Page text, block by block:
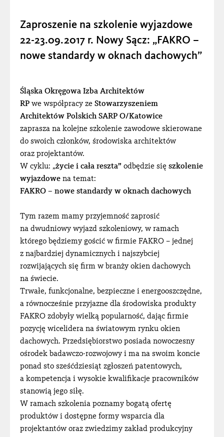
Zaproszenie na szkolenie wyjazdowe
22-23.09.2017 r. Nowy Sącz: „FAKRO –
nowe standardy w oknach dachowych”
Śląska Okręgowa Izba Architektów
RP we współpracy ze Stowarzyszeniem
Architektów Polskich SARP O/Katowice
zaprasza na kolejne szkolenie zawodowe skierowane
do swoich członków, środowiska architektów
oraz projektantów.
W cyklu: „życie i cała reszta” odbędzie się szkolenie
wyjazdowe na temat:
FAKRO – nowe standardy w oknach dachowych
Tym razem mamy przyjemność zaprosić
na dwudniowy wyjazd szkoleniowy, w ramach
którego będziemy gościć w firmie FAKRO – jednej
z najbardziej dynamicznych i najszybciej
rozwijających się firm w branży okien dachowych
na świecie.
Trwałe, funkcjonalne, bezpieczne i energooszczędne,
a równocześnie przyjazne dla środowiska produkty
FAKRO zdobyły wielką popularność, dając firmie
pozycję wicelidera na światowym rynku okien
dachowych. Przedsiębiorstwo posiada nowoczesny
ośrodek badawczo-rozwojowy i ma na swoim koncie
ponad sto sześćdziesiąt zgłoszeń patentowych,
a kompetencja i wysokie kwalifikacje pracowników
stanowią jego siłę.
W ramach szkolenia poznamy bogatą ofertę
produktów i dostępne formy wsparcia dla
projektantów oraz zwiedzimy zakład produkcyjny